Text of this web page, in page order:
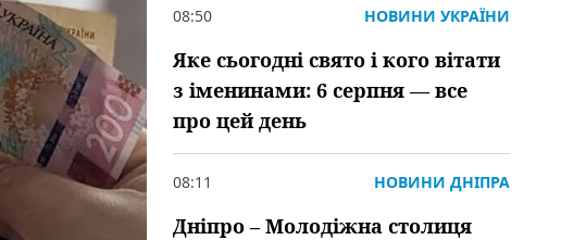
08:50 НОВИНИ УКРАЇНИ
Яке сьогодні свято і кого вітати
з іменинами: 6 серпня — все
про цей день
08:11 НОВИНИ ДНІПРА
Дніпро – Молодіжна столиця